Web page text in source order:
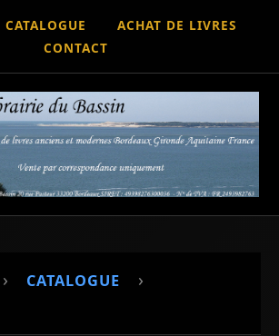
CATALOGUE
ACHAT DE LIVRES
CONTACT
› CATALOGUE ›